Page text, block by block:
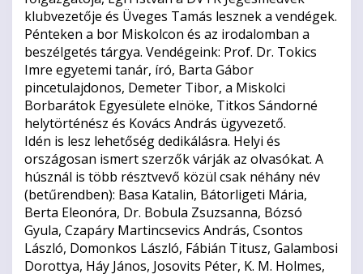
klubvezetője és Üveges Tamás lesznek a vendégek.
Pénteken a bor Miskolcon és az irodalomban a
beszélgetés tárgya. Vendégeink: Prof. Dr. Tokics
Imre egyetemi tanár, író, Barta Gábor
pincetulajdonos, Demeter Tibor, a Miskolci
Borbarátok Egyesülete elnöke, Titkos Sándorné
helytörténész és Kovács András ügyvezető.
Idén is lesz lehetőség dedikálásra. Helyi és
országosan ismert szerzők várják az olvasókat. A
húsznál is több résztvevő közül csak néhány név
(betűrendben): Basa Katalin, Bátorligeti Mária,
Berta Eleonóra, Dr. Bobula Zsuzsanna, Bózsó
Gyula, Czapáry Martincsevics András, Csontos
László, Domonkos László, Fábián Titusz, Galambosi
Dorottya, Háy János, Josovits Péter, K. M. Holmes,